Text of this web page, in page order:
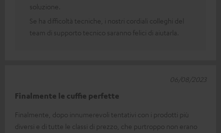
soluzione.
Se ha difficoltà tecniche, i nostri cordiali colleghi del
team di supporto tecnico saranno felici di aiutarla.
Finalmente le cuffie perfette
Finalmente, dopo innumerevoli tentativi con i prodotti più
diversi e di tutte le classi di prezzo, che purtroppo non erano
06/08/2023